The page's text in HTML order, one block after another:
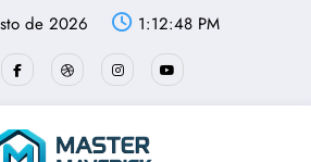
de 2026 1:12:49 PM